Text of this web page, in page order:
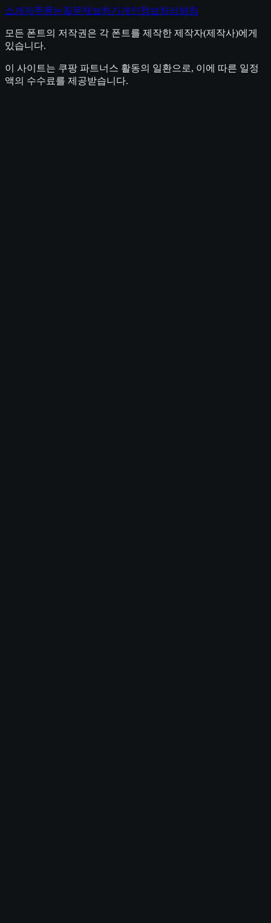
소개 자주묻는질문제보하기 개인정보처리방침
모든 폰트의 저작권은 각 폰트를 제작한 제작자(제작사)에게
있습니다.
이 사이트는 쿠팡 파트너스 활동의 일환으로, 이에 따른 일정
액의 수수료를 제공받습니다.